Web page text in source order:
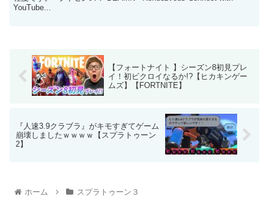
YouTube...
【フォートナイト 】シーズン8初見プレ
イ！初ビクロイなるか!?【ヒカキンゲー
ムズ】【FORTNITE】
『人速3.9クラブラ』がキモすぎてゲーム
崩壊しましたｗｗｗｗ【スプラトゥーン
2】
ホーム スプラトゥーン３